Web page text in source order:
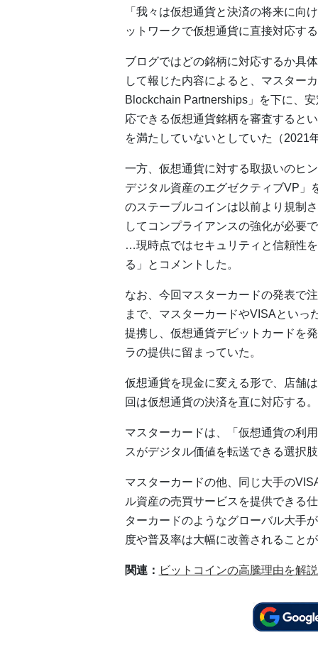
「我々は仮想通貨と決済の将来に向
ットワークで仮想通貨に直接対応す
ブログではどの銘柄に対応するか具
して報じた内容によると、マスター
Blockchain Partnerships」を下に、
応できる仮想通貨銘柄を審査すると
を満たしていないとしていた（2021
一方、仮想通貨に対する取扱いのヒ
デジタル資産のエグゼクティブVP」
のステーブルコインは以前より規制
してコンプライアンスの強化が必要
…現時点ではセキュリティと信頼性
る」とコメントした。
なお、今回マスターカードの発表で
まで、マスターカードやVISAといっ
提携し、仮想通貨デビットカードを
ラの提供に留まっていた。
仮想通貨を現金に変える形で、店舗
回は仮想通貨の決済を直に対応する
マスターカードは、「仮想通貨の利
スがデジタル価値を転送できる選択
マスターカードの他、同じ大手の
ル資産の売買サービスを提供できる
ターカードのようなグローバル大手
度や普及率は大幅に改善されること
関連： ビットコインの高騰理由を解